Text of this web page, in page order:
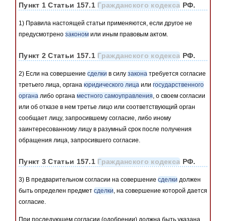
Пункт 1 Статьи 157.1Гражданского кодекса РФ.
1) Правила настоящей статьи применяются, если другое не
предусмотрено законом или иным правовым актом.
Пункт 2 Статьи 157.1Гражданского кодекса РФ.
2) Если на совершение сделки в силу закона требуется согласие
третьего лица, органа юридического лица или государственного
органа либо органа местного самоуправления, о своем согласии
или об отказе в нем третье лицо или соответствующий орган
сообщает лицу, запросившему согласие, либо иному
заинтересованному лицу в разумный срок после получения
обращения лица, запросившего согласие.
Пункт 3 Статьи 157.1Гражданского кодекса РФ.
3) В предварительном согласии на совершение сделки должен
быть определен предмет сделки, на совершение которой дается
согласие.
При последующем согласии (одобрении) должна быть указана